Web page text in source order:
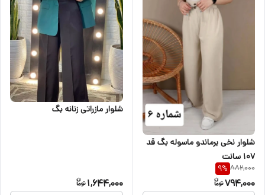
شلوار نخی برماندو ماسوله بگ قد
۱۰۷ سانت
882,000
9%
794,000
شلوار مازراتی زنانه بگ
1,644,000